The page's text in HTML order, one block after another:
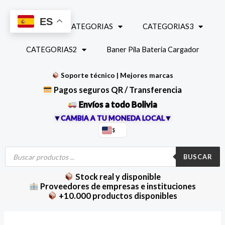
contenido
INICIO CATEGORIAS CATEGORIAS3
CATEGORIAS2 Baner Pila Bateria Cargador
Soporte técnico | Mejores marcas
Pagos seguros QR / Transferencia
Envíos a todo Bolivia
▼CAMBIA A TU MONEDA LOCAL▼
$
Búsqueda
productos
BUSCAR
Stock real y disponible
Proveedores de empresas e instituciones
+10.000 productos disponibles
ES